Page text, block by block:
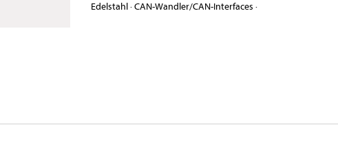
Edelstahl·CAN-Wandler/CAN-Interfaces ·